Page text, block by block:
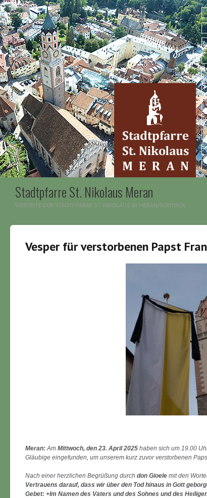
Stadtpfarre St. Nikolaus Meran
WEBSEITE DER STADTPFARRE ST. NIKOLAUS IN MERAN/SÜDTIROL
Vesper für verstorbenen Papst
Meran: Am Mittwoch, den 23. April 2025 haben sich um 19.00
Gläubige eingefunden, um unserem kurz zuvor verstorbenen
Nach einer herzlichen Begrüßung durch don Gioele mit den
Vertrauens darauf, dass wir über den Tod hinaus in Gott
Gebet: +Im Namen des Vaters und des Sohnes und des